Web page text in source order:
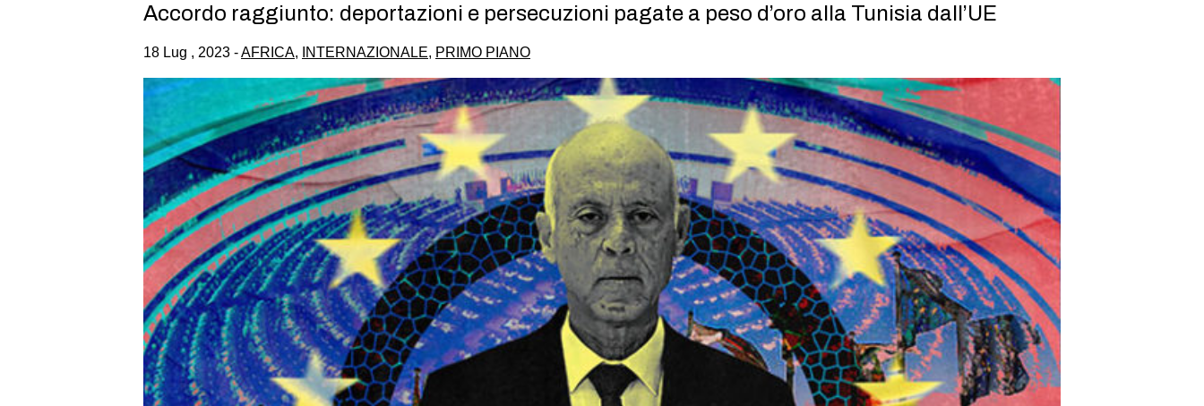
Accordo raggiunto: deportazioni e persecuzioni pagate a peso d’oro alla Tunisia dall’UE
18 Lug , 2023 -AFRICA, INTERNAZIONALE, PRIMO PIANO